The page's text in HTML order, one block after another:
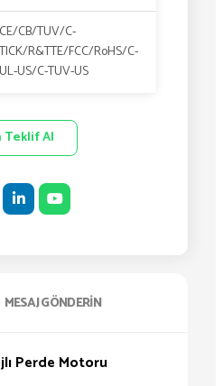
CE/CB/TUV/C-
TICK/R&TTE/FCC/RoHS/C-
UL-US/C-TUV-US
Teklif Al
MESAJ GÖNDERIN
Perde Motoru